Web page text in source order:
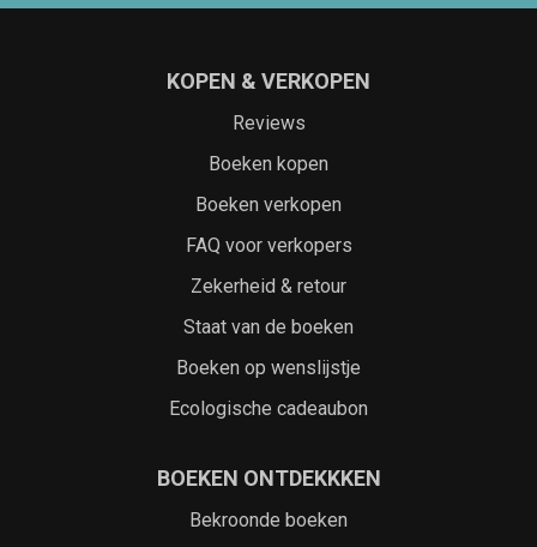
KOPEN & VERKOPEN
Reviews
Boeken kopen
Boeken verkopen
FAQ voor verkopers
Zekerheid & retour
Staat van de boeken
Boeken op wenslijstje
Ecologische cadeaubon
BOEKEN ONTDEKKKEN
Bekroonde boeken